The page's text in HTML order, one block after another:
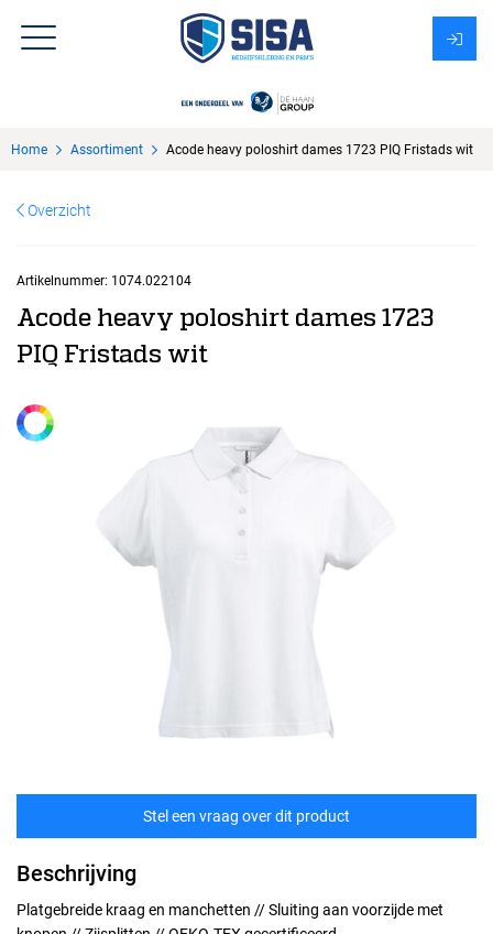
Over Sisa
KMS
Uitzendbureau?
Home Assortiment Acode heavy poloshirt dames 1723 PIQ Fristads wit
Overzicht
Artikelnummer: 1074.022104
Acode heavy poloshirt dames 1723
PIQ Fristads wit
Stel een vraag over dit product
Beschrijving
Platgebreide kraag en manchetten // Sluiting aan voorzijde met